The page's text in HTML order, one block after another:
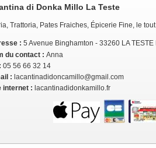
di Donka Millo La Teste
Trattoria, Pates Fraiches, Épicerie Fine, le
: 5 Avenue Binghamton - 33260 LA TESTE
du contact : Anna
05 56 66 32 14
: lacantinadidoncamillo@gmail.com
internet : lacantinadidonkamillo.fr